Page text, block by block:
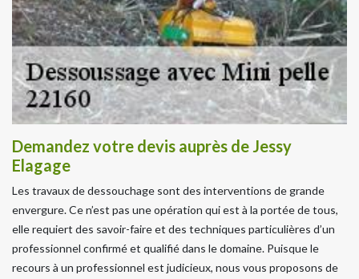
Demandez votre devis auprès de Jessy
Elagage
Les travaux de dessouchage sont des interventions de grande
envergure. Ce n’est pas une opération qui est à la portée de tous,
elle requiert des savoir-faire et des techniques particulières d’un
professionnel confirmé et qualifié dans le domaine. Puisque le
recours à un professionnel est judicieux, nous vous proposons de